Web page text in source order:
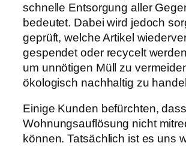
schnelle Entsorgung aller
bedeutet. Dabei wird jedoch
geprüft, welche Artikel
gespendet oder recycelt
um unnötigen Müll zu
ökologisch nachhaltig zu
Einige Kunden befürchten,
Wohnungsauflösung nicht
können. Tatsächlich ist es uns